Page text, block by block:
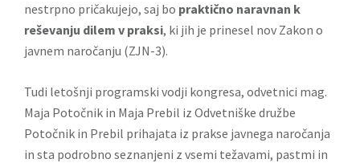
nestrpno pričakujejo, saj bo praktično naravnan k
reševanju dilem v praksi, ki jih je prinesel nov Zakon o
javnem naročanju (ZJN-3).
Tudi letošnji programski vodji kongresa, odvetnici mag.
Maja Potočnik in Maja Prebil iz Odvetniške družbe
Potočnik in Prebil prihajata iz prakse javnega naročanja
in sta podrobno seznanjeni z vsemi težavami, pastmi in